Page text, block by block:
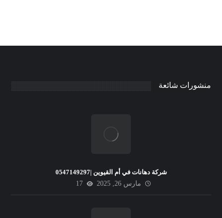
منشورات شائعة
شركة دهانات في أم القيوين |0547149297
مارس 26, 2025
17